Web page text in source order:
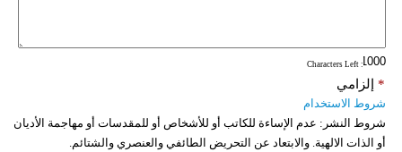
: Characters Left
إلزامي *
شروط الاستخدام
شروط النشر: عدم الإساءة للكاتب أو للأشخاص أو للمقدسات أو مهاجمة الأديان
أو الذات الالهية. والابتعاد عن التحريض الطائفي والعنصري والشتائم.